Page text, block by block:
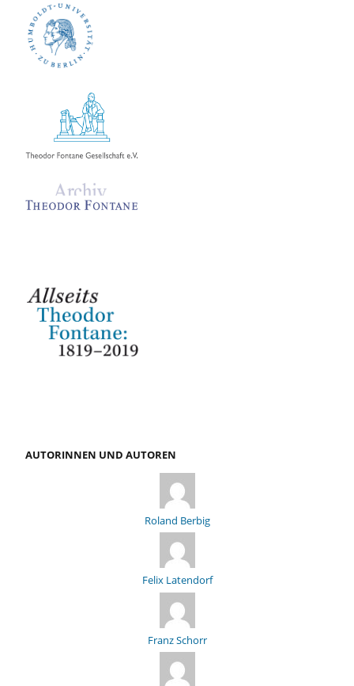
AUTORINNEN UND AUTOREN
Roland Berbig
Felix Latendorf
Franz Schorr